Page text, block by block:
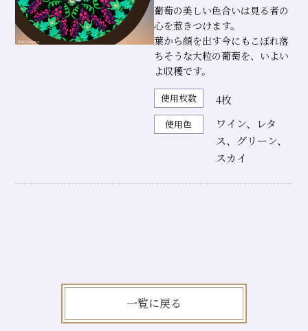
葡萄の美しい色合いは見る者の
心を惹きつけます。
葉から顔を出す今にもこぼれ落
ちそうな大粒の葡萄を、いよい
よ収穫です。
使用枚数 4枚
使用色
ワイン、レタ
ス、グリーン、
スカイ
一覧に戻る